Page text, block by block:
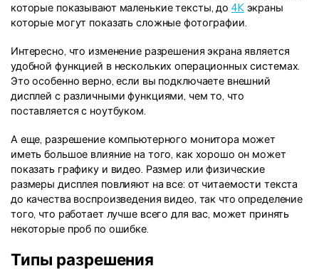
которые показывают маленькие тексты, до 4K экраны
которые могут показать сложные фотографии.
Интересно, что изменение разрешения экрана является
удобной функцией в нескольких операционных системах.
Это особенно верно, если вы подключаете внешний
дисплей с различными функциями, чем то, что
поставляется с ноутбуком.
А еще, разрешение компьютерного монитора может
иметь большое влияние на того, как хорошо он может
показать графику и видео. Размер или физические
размеры дисплея повлияют на все: от читаемости текста
до качества воспроизведения видео, так что определение
того, что работает лучше всего для вас, может принять
некоторые проб по ошибке.
Типы разрешения